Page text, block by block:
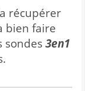
récupérer
bien faire
sondes3en1